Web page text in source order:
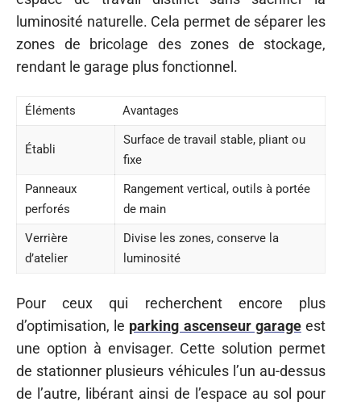
luminosité naturelle. Cela permet de séparer les
zones de bricolage des zones de stockage,
rendant le garage plus fonctionnel.
Éléments Avantages
Établi
Surface de travail stable, pliant ou
fixe
Panneaux
perforés
Rangement vertical, outils à portée
de main
Verrière
d’atelier
Divise les zones, conserve la
luminosité
Pour ceux qui recherchent encore plus
d’optimisation, le parking ascenseur garageest
une option à envisager. Cette solution permet
de stationner plusieurs véhicules l’un au-dessus
de l’autre, libérant ainsi de l’espace au sol pour